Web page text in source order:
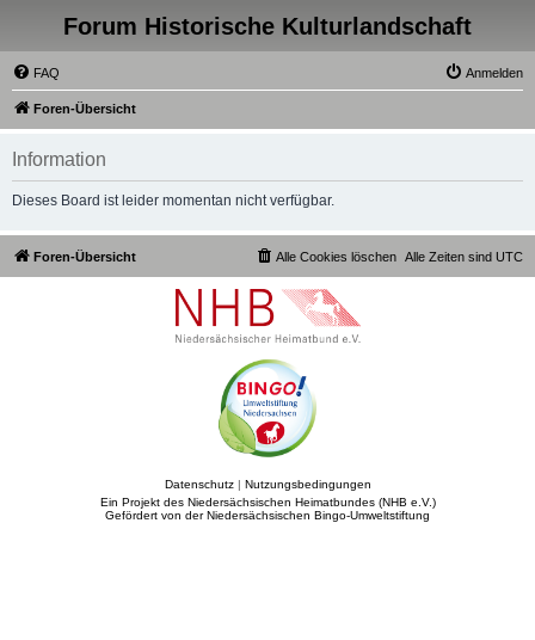
Forum Historische Kulturlandschaft
FAQ Anmelden
Foren-Übersicht
Information
Dieses Board ist leider momentan nicht verfügbar.
Foren-Übersicht Alle Zeiten sind UTC
Alle Cookies löschen
Datenschutz| Nutzungsbedingungen
Ein Projekt des Niedersächsischen Heimatbundes (NHB e.V.)
Gefördert von der Niedersächsischen Bingo-Umweltstiftung